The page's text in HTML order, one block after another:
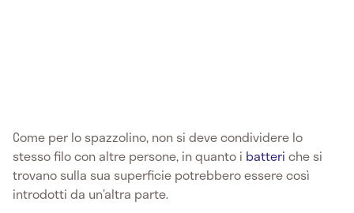
Come per lo spazzolino, non si deve condividere lo
stesso filo con altre persone, in quanto i batteri che si
trovano sulla sua superficie potrebbero essere così
introdotti da un’altra parte.